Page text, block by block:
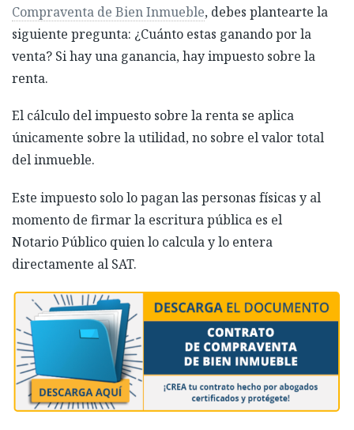
Compraventa de Bien Inmueble, debes plantearte la
siguiente pregunta: ¿Cuánto estas ganando por la
venta? Si hay una ganancia, hay impuesto sobre la
renta.
El cálculo del impuesto sobre la renta se aplica
únicamente sobre la utilidad, no sobre el valor total
del inmueble.
Este impuesto solo lo pagan las personas físicas y al
momento de firmar la escritura pública es el
Notario Público quien lo calcula y lo entera
directamente al SAT.